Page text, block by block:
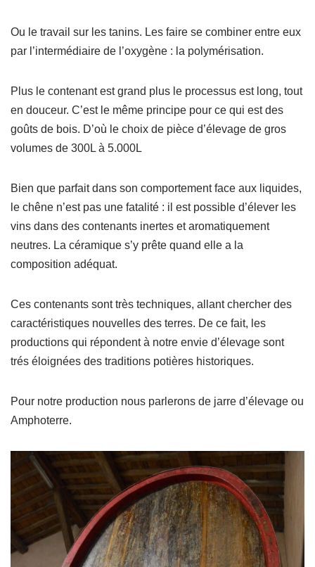
Ou le travail sur les tanins. Les faire se combiner entre eux
par l’intermédiaire de l’oxygène : la polymérisation.
Plus le contenant est grand plus le processus est long, tout
en douceur. C’est le même principe pour ce qui est des
goûts de bois. D’où le choix de pièce d’élevage de gros
volumes de 300L à 5.000L
Bien que parfait dans son comportement face aux liquides,
le chêne n’est pas une fatalité : il est possible d’élever les
vins dans des contenants inertes et aromatiquement
neutres. La céramique s’y prête quand elle a la
composition adéquat.
Ces contenants sont très techniques, allant chercher des
caractéristiques nouvelles des terres. De ce fait, les
productions qui répondent à notre envie d’élevage sont
trés éloignées des traditions potières historiques.
Pour notre production nous parlerons de jarre d’élevage ou
Amphoterre.